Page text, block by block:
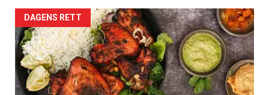
DAGENS RETT